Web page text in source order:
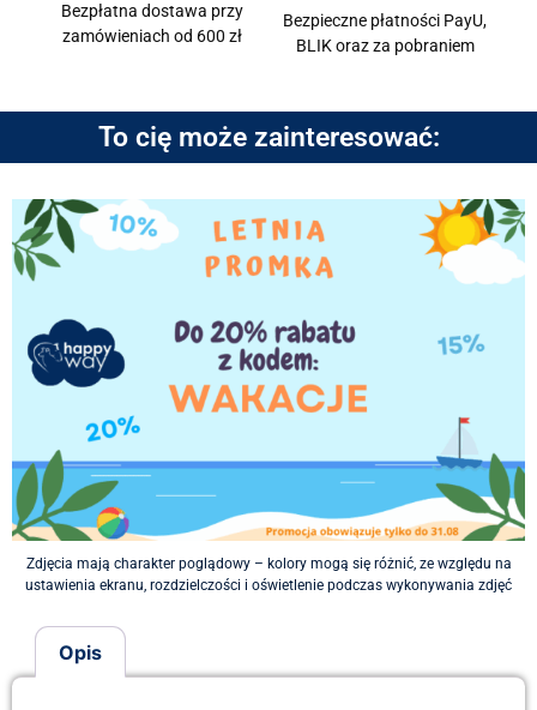
Bezpłatna dostawa przy
zamówieniach od 600 zł
Bezpieczne płatności PayU,
BLIK oraz za pobraniem
To cię może zainteresować:
Zdjęcia mają charakter poglądowy – kolory mogą się różnić, ze względu na
ustawienia ekranu, rozdzielczości i oświetlenie podczas wykonywania zdjęć
Opis